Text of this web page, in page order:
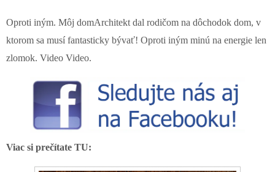
Oproti iným. Môj domArchitekt dal rodičom na dôchodok dom, v
ktorom sa musí fantasticky bývať! Oproti iným minú na energie len
zlomok. Video Video.
Viac si prečítate TU: